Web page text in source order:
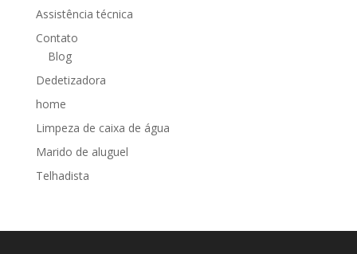
Assistência técnica
Contato
Blog
Dedetizadora
home
Limpeza de caixa de água
Marido de aluguel
Telhadista